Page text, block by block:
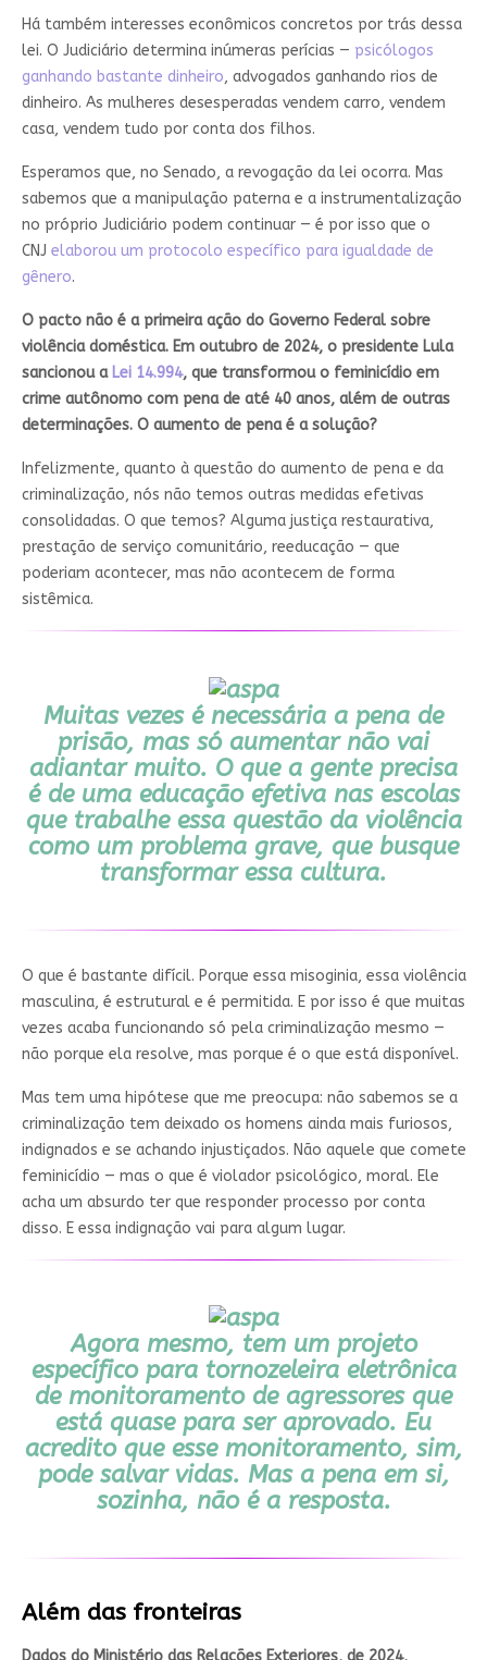
Há também interesses econômicos concretos por trás dessa
lei. O Judiciário determina inúmeras perícias — psicólogos
ganhando bastante dinheiro, advogados ganhando rios de
dinheiro. As mulheres desesperadas vendem carro, vendem
casa, vendem tudo por conta dos filhos.
Esperamos que, no Senado, a revogação da lei ocorra. Mas
sabemos que a manipulação paterna e a instrumentalização
no próprio Judiciário podem continuar — é por isso que o
CNJ elaborou um protocolo específico para igualdade de
gênero.
O pacto não é a primeira ação do Governo Federal sobre
violência doméstica. Em outubro de 2024, o presidente Lula
sancionou a Lei 14.994, que transformou o feminicídio em
crime autônomo com pena de até 40 anos, além de outras
determinações. O aumento de pena é a solução?
Infelizmente, quanto à questão do aumento de pena e da
criminalização, nós não temos outras medidas efetivas
consolidadas. O que temos? Alguma justiça restaurativa,
prestação de serviço comunitário, reeducação — que
poderiam acontecer, mas não acontecem de forma
sistêmica.
Muitas vezes é necessária a pena de
prisão, mas só aumentar não vai
adiantar muito. O que a gente precisa
é de uma educação efetiva nas escolas
que trabalhe essa questão da violência
como um problema grave, que busque
transformar essa cultura.
O que é bastante difícil. Porque essa misoginia, essa violência
masculina, é estrutural e é permitida. E por isso é que muitas
vezes acaba funcionando só pela criminalização mesmo —
não porque ela resolve, mas porque é o que está disponível.
Mas tem uma hipótese que me preocupa: não sabemos se a
criminalização tem deixado os homens ainda mais furiosos,
indignados e se achando injustiçados. Não aquele que comete
feminicídio — mas o que é violador psicológico, moral. Ele
acha um absurdo ter que responder processo por conta
disso. E essa indignação vai para algum lugar.
Agora mesmo, tem um projeto
específico para tornozeleira eletrônica
de monitoramento de agressores que
está quase para ser aprovado. Eu
acredito que esse monitoramento, sim,
pode salvar vidas. Mas a pena em si,
sozinha, não é a resposta.
Além das fronteiras
Dados do Ministério das Relações Exteriores, de 2024,